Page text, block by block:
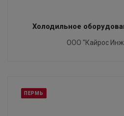
Холодильное
ООО "Кайрос
ПЕРМЬ